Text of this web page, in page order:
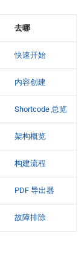
去哪
快速开始
内容创建
Shortcode 总览
架构概览
构建流程
PDF 导出器
故障排除